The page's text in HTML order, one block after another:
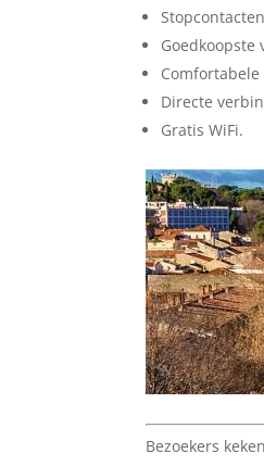
Goedkoopste
Comfortabele
Directe
Gratis WiFi.
Bezoekers